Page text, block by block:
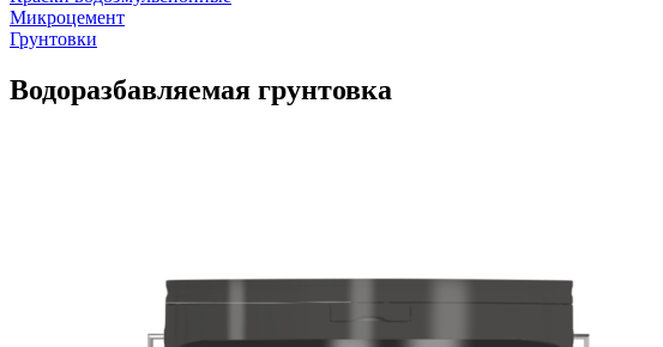
Микроцемент
Грунтовки
Водоразбавляемая грунтовка